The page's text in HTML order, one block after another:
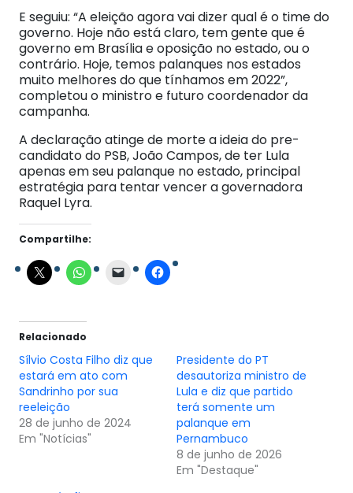
E seguiu: “A eleição agora vai dizer qual é o time do
governo. Hoje não está claro, tem gente que é
governo em Brasília e oposição no estado, ou o
contrário. Hoje, temos palanques nos estados
muito melhores do que tínhamos em 2022”,
completou o ministro e futuro coordenador da
campanha.
A declaração atinge de morte a ideia do pre-
candidato do PSB, João Campos, de ter Lula
apenas em seu palanque no estado, principal
estratégia para tentar vencer a governadora
Raquel Lyra.
Compartilhe:
Relacionado
Sílvio Costa Filho diz que
estará em ato com
Sandrinho por sua
reeleição
28 de junho de 2024
Em "Notícias"
Presidente do PT
desautoriza ministro de
Lula e diz que partido
terá somente um
palanque em
Pernambuco
8 de junho de 2026
Em "Destaque"